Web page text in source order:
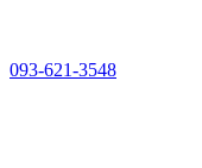
093-621-3548